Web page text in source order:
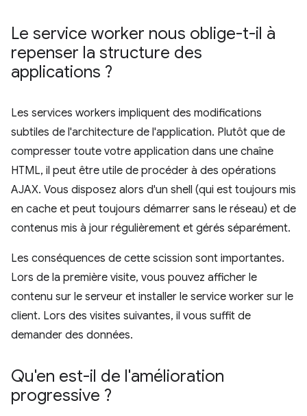
Le service worker nous oblige-t-il à
repenser la structure des
applications ?
Les services workers impliquent des modifications
subtiles de l'architecture de l'application. Plutôt que de
compresser toute votre application dans une chaîne
HTML, il peut être utile de procéder à des opérations
AJAX. Vous disposez alors d'un shell (qui est toujours mis
en cache et peut toujours démarrer sans le réseau) et de
contenus mis à jour régulièrement et gérés séparément.
Les conséquences de cette scission sont importantes.
Lors de la première visite, vous pouvez afficher le
contenu sur le serveur et installer le service worker sur le
client. Lors des visites suivantes, il vous suffit de
demander des données.
Qu'en est-il de l'amélioration
progressive ?